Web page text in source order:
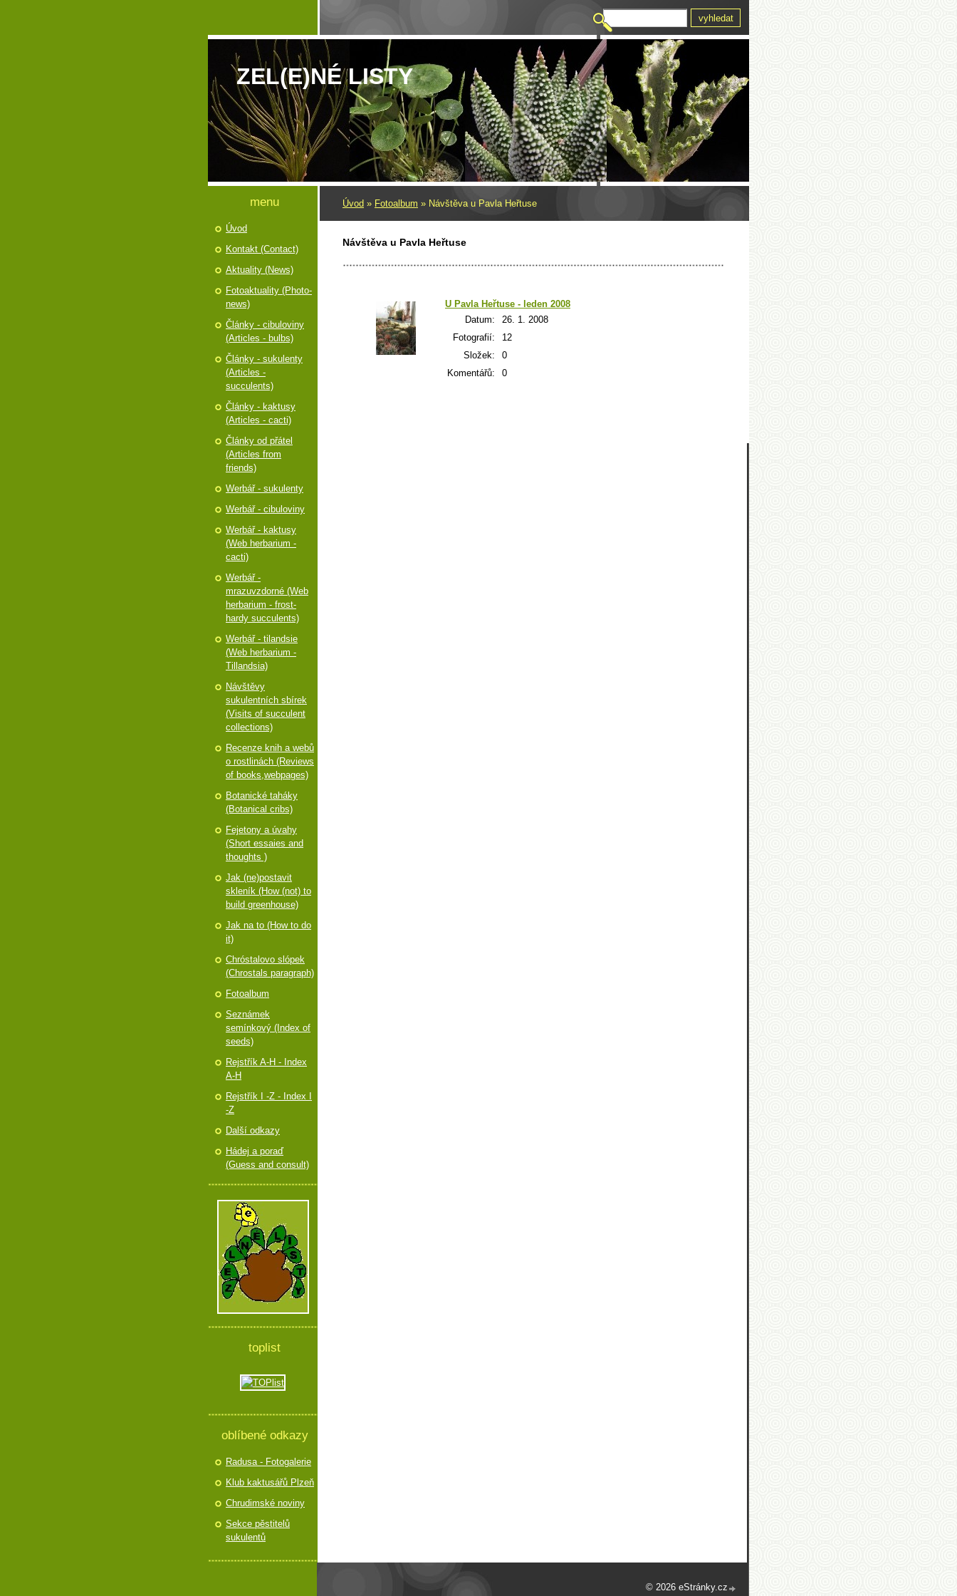
ZEL(E)NÉ LISTY
Úvod » Fotoalbum » Návštěva u Pavla Heřtuse
Návštěva u Pavla Heřtuse
U Pavla Heřtuse - leden 2008
Datum:
26. 1. 2008
Fotografií:
12
Složek:
0
Komentářů:
0
menu
Úvod
Kontakt (Contact)
Aktuality (News)
Fotoaktuality (Photo-
news)
Články - cibuloviny
(Articles - bulbs)
Články - sukulenty
(Articles -
succulents)
Články - kaktusy
(Articles - cacti)
Články od přátel
(Articles from
friends)
Werbář - sukulenty
Werbář - cibuloviny
Werbář - kaktusy
(Web herbarium -
cacti)
Werbář -
mrazuvzdorné (Web
herbarium - frost-
hardy succulents)
Werbář - tilandsie
(Web herbarium -
Tillandsia)
Návštěvy
sukulentních sbírek
(Visits of succulent
collections)
Recenze knih a webů
o rostlinách (Reviews
of books,webpages)
Botanické taháky
(Botanical cribs)
Fejetony a úvahy
(Short essaies and
thoughts )
Jak (ne)postavit
skleník (How (not) to
build greenhouse)
Jak na to (How to do
it)
Chróstalovo slópek
(Chrostals paragraph)
Fotoalbum
Seznámek
semínkový (Index of
seeds)
Rejstřík A-H - Index
A-H
Rejstřík I -Z - Index I
-Z
Další odkazy
Hádej a poraď
(Guess and consult)
toplist
oblíbené odkazy
Radusa - Fotogalerie
Klub kaktusářů Plzeň
Chrudimské noviny
Sekce pěstitelů
sukulentů
© 2026 eStránky.cz